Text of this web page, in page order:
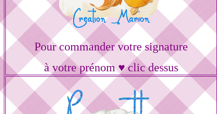
Pour commander votre signature
à votre prénom ♥ clic dessus